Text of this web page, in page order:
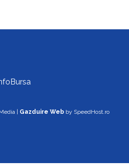
| Gazduire Web by SpeedHost.ro